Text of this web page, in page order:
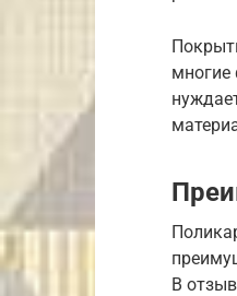
многие
В